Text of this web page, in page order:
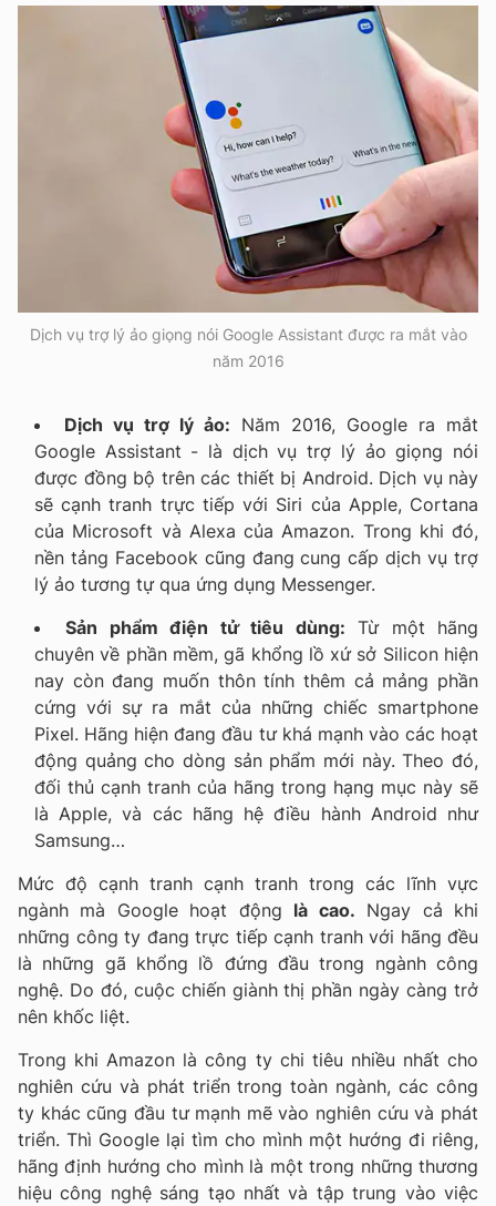
Dịch vụ trợ lý ảo giọng nói Google Assistant được ra mắt vào
năm 2016
Dịch vụ trợ lý ảo: Năm 2016, Google ra mắt
Google Assistant - là dịch vụ trợ lý ảo giọng nói
được đồng bộ trên các thiết bị Android. Dịch vụ này
sẽ cạnh tranh trực tiếp với Siri của Apple, Cortana
của Microsoft và Alexa của Amazon. Trong khi đó,
nền tảng Facebook cũng đang cung cấp dịch vụ trợ
lý ảo tương tự qua ứng dụng Messenger.
Sản phẩm điện tử tiêu dùng: Từ một hãng
chuyên về phần mềm, gã khổng lồ xứ sở Silicon hiện
nay còn đang muốn thôn tính thêm cả mảng phần
cứng với sự ra mắt của những chiếc smartphone
Pixel. Hãng hiện đang đầu tư khá mạnh vào các hoạt
động quảng cho dòng sản phẩm mới này. Theo đó,
đối thủ cạnh tranh của hãng trong hạng mục này sẽ
là Apple, và các hãng hệ điều hành Android như
Samsung…
Mức độ cạnh tranh cạnh tranh trong các lĩnh vực
ngành mà Google hoạt động là cao. Ngay cả khi
những công ty đang trực tiếp cạnh tranh với hãng đều
là những gã khổng lồ đứng đầu trong ngành công
nghệ. Do đó, cuộc chiến giành thị phần ngày càng trở
nên khốc liệt.
Trong khi Amazon là công ty chi tiêu nhiều nhất cho
nghiên cứu và phát triển trong toàn ngành, các công
ty khác cũng đầu tư mạnh mẽ vào nghiên cứu và phát
triển. Thì Google lại tìm cho mình một hướng đi riêng,
hãng định hướng cho mình là một trong những thương
hiệu công nghệ sáng tạo nhất và tập trung vào việc